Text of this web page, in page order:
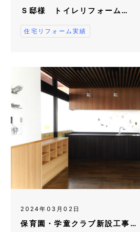
Ｓ邸様 トイレリフォーム…
住宅リフォーム実績
2024年03月02日
保育園・学童クラブ新設工事…